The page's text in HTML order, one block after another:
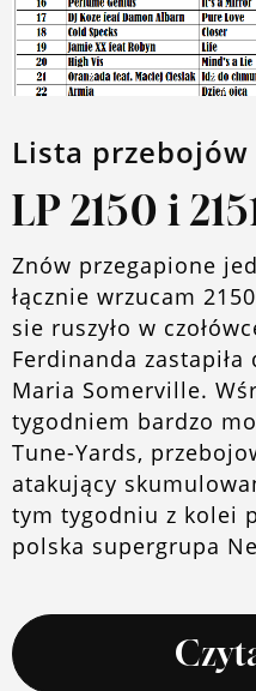
Lista przebojów
LP 2150 i
Znów przegapione
łącznie wrzucam
sie ruszyło w
Ferdinanda
Maria Somerville.
tygodniem bardzo
Tune-Yards,
atakujący
tym tygodniu z kolei
polska supergrupa
O blogu